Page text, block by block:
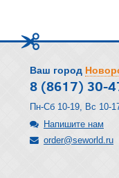
Ваш город
8 (8617) 30-
Пн-Сб 10-19, Вс 10-
Напишите нам
order@seworld.ru